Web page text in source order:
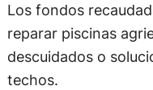
Los fondos
reparar piscinas
descuidados o
techos.